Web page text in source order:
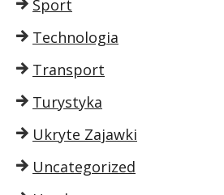
Sport
Technologia
Transport
Turystyka
Ukryte Zajawki
Uncategorized